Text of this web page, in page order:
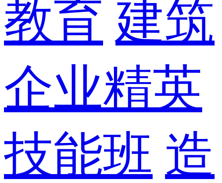
教育 建筑
企业精英
技能班 造